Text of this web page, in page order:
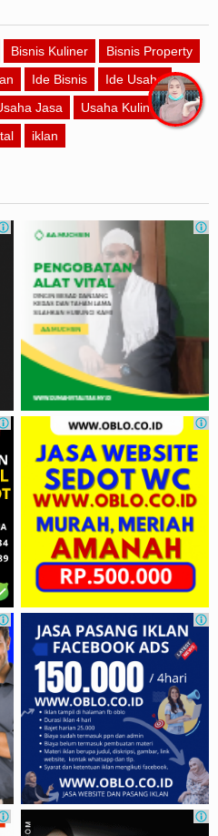
Bisnis Kuliner
Bisnis Property
Ide Bisnis
Ide Usaha
Jasa
Usaha Kuliner
iklan